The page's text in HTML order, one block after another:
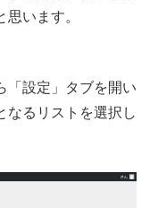
います。
「設定」タブを開い
なるリストを選択し